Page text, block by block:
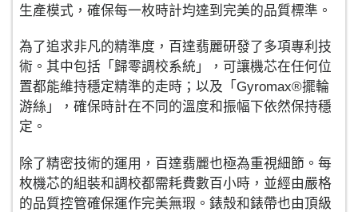
生產模式，確保每一枚時計均達到完美的品質標準。
為了追求非凡的精準度，百達翡麗研發了多項專利技
術。其中包括「歸零調校系統」，可讓機芯在任何位
置都能維持穩定精準的走時；以及「Gyromax®擺輪
游絲」，確保時計在不同的溫度和振幅下依然保持穩
定。
除了精密技術的運用，百達翡麗也極為重視細節。每
枚機芯的組裝和調校都需耗費數百小時，並經由嚴格
的品質控管確保運作完美無瑕。錶殼和錶帶也由頂級